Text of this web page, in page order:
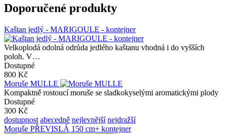
Doporučené produkty
Kaštan jedlý - MARIGOULE - kontejner
Velkoplodá odolná odrůda jedlého kaštanu vhodná i do vyšších
poloh. V…
Dostupné
800 Kč
Moruše MULLE
Kompaktně rostoucí moruše se sladkokyselými aromatickými plody
Dostupné
300 Kč
dostupnost abecedně nejlevnější nejdražší
Moruše PŘEVISLÁ 150 cm+ kontejner